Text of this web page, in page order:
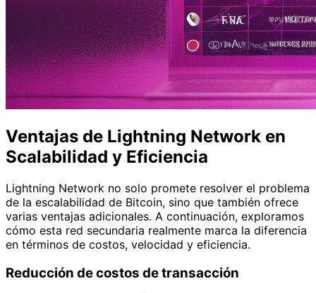
Ventajas de Lightning Network en
Scalabilidad y Eficiencia
Lightning Network no solo promete resolver el problema
de la escalabilidad de Bitcoin, sino que también ofrece
varias ventajas adicionales. A continuación, exploramos
cómo esta red secundaria realmente marca la diferencia
en términos de costos, velocidad y eficiencia.
Reducción de costos de transacción